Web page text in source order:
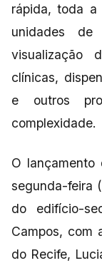
rápida, toda a
unidades
visualização
clínicas,
e outros
complexidade.
O
segunda-feira
do edifício-
Campos, com
do Recife,